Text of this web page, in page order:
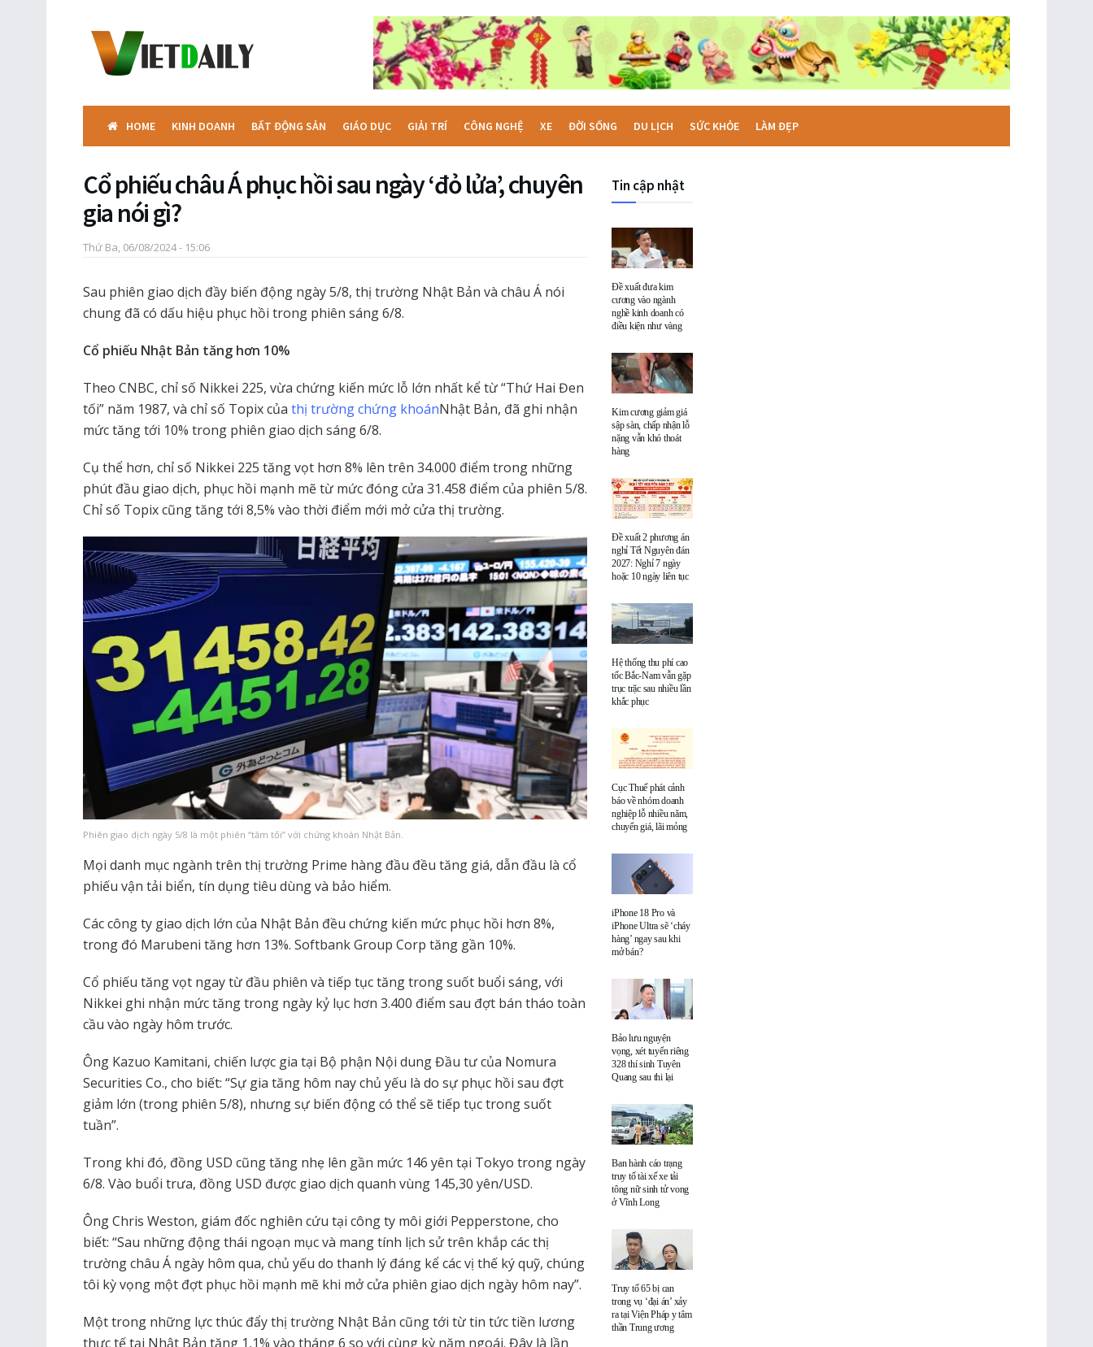
HOME KINH DOANH BẤT ĐỘNG SẢN GIÁO DỤC GIẢI TRÍ CÔNG NGHỆ XE ĐỜI SỐNG DU LỊCH SỨC KHỎE LÀM ĐẸP
Cổ phiếu châu Á phục hồi sau ngày ‘đỏ lửa’, chuyên
gia nói gì?
Thứ Ba, 06/08/2024 - 15:06
Sau phiên giao dịch đầy biến động ngày 5/8, thị trường Nhật Bản và châu Á nói
chung đã có dấu hiệu phục hồi trong phiên sáng 6/8.
Cổ phiếu Nhật Bản tăng hơn 10%
Theo CNBC, chỉ số Nikkei 225, vừa chứng kiến ​​mức lỗ lớn nhất kể từ “Thứ Hai Đen
tối” năm 1987, và chỉ số Topix của thị trường chứng khoánNhật Bản, đã ghi nhận
mức tăng tới 10% trong phiên giao dịch sáng 6/8.
Cụ thể hơn, chỉ số Nikkei 225 tăng vọt hơn 8% lên trên 34.000 điểm trong những
phút đầu giao dịch, phục hồi mạnh mẽ từ mức đóng cửa 31.458 điểm của phiên 5/8.
Chỉ số Topix cũng tăng tới 8,5% vào thời điểm mới mở cửa thị trường.
Phiên giao dịch ngày 5/8 là một phiên “tăm tối” với chứng khoán Nhật Bản.
Mọi danh mục ngành trên thị trường Prime hàng đầu đều tăng giá, dẫn đầu là cổ
phiếu vận tải biển, tín dụng tiêu dùng và bảo hiểm.
Các công ty giao dịch lớn của Nhật Bản đều chứng kiến ​​mức phục hồi hơn 8%,
trong đó Marubeni tăng hơn 13%. Softbank Group Corp tăng gần 10%.
Cổ phiếu tăng vọt ngay từ đầu phiên và tiếp tục tăng trong suốt buổi sáng, với
Nikkei ghi nhận mức tăng trong ngày kỷ lục hơn 3.400 điểm sau đợt bán tháo toàn
cầu vào ngày hôm trước.
Ông Kazuo Kamitani, chiến lược gia tại Bộ phận Nội dung Đầu tư của Nomura
Securities Co., cho biết: “Sự gia tăng hôm nay chủ yếu là do sự phục hồi sau đợt
giảm lớn (trong phiên 5/8), nhưng sự biến động có thể sẽ tiếp tục trong suốt
tuần”.
Trong khi đó, đồng USD cũng tăng nhẹ lên gần mức 146 yên tại Tokyo trong ngày
6/8. Vào buổi trưa, đồng USD được giao dịch quanh vùng 145,30 yên/USD.
Ông Chris Weston, giám đốc nghiên cứu tại công ty môi giới Pepperstone, cho
biết: “Sau những động thái ngoạn mục và mang tính lịch sử trên khắp các thị
trường châu Á ngày hôm qua, chủ yếu do thanh lý đáng kể các vị thế ký quỹ, chúng
tôi kỳ vọng một đợt phục hồi mạnh mẽ khi mở cửa phiên giao dịch ngày hôm nay”.
Một trong những lực thúc đẩy thị trường Nhật Bản cũng tới từ tin tức tiền lương
thực tế tại Nhật Bản tăng 1,1% vào tháng 6 so với cùng kỳ năm ngoái. Đây là lần
Tin cập nhật
Đề xuất đưa kim
cương vào ngành
nghề kinh doanh có
điều kiện như vàng
Kim cương giảm giá
sập sàn, chấp nhận lỗ
nặng vẫn khó thoát
hàng
Đề xuất 2 phương án
nghỉ Tết Nguyên đán
2027: Nghỉ 7 ngày
hoặc 10 ngày liên tục
Hệ thống thu phí cao
tốc Bắc-Nam vẫn gặp
trục trặc sau nhiều lần
khắc phục
Cục Thuế phát cảnh
báo về nhóm doanh
nghiệp lỗ nhiều năm,
chuyển giá, lãi mỏng
iPhone 18 Pro và
iPhone Ultra sẽ ‘cháy
hàng’ ngay sau khi
mở bán?
Bảo lưu nguyện
vọng, xét tuyển riêng
328 thí sinh Tuyên
Quang sau thi lại
Ban hành cáo trạng
truy tố tài xế xe tải
tông nữ sinh tử vong
ở Vĩnh Long
Truy tố 65 bị can
trong vụ ‘đại án’ xảy
ra tại Viện Pháp y tâm
thần Trung ương